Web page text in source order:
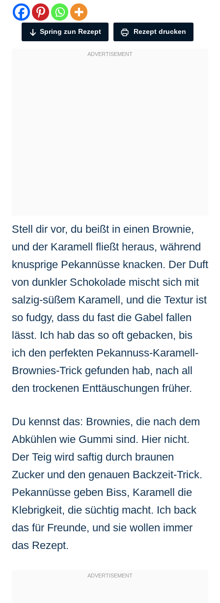
Spring zun Rezept Rezept drucken
Stell dir vor, du beißt in einen Brownie,
und der Karamell fließt heraus, während
knusprige Pekannüsse knacken. Der Duft
von dunkler Schokolade mischt sich mit
salzig-süßem Karamell, und die Textur ist
so fudgy, dass du fast die Gabel fallen
lässt. Ich hab das so oft gebacken, bis
ich den perfekten Pekannuss-Karamell-
Brownies-Trick gefunden hab, nach all
den trockenen Enttäuschungen früher.
Du kennst das: Brownies, die nach dem
Abkühlen wie Gummi sind. Hier nicht.
Der Teig wird saftig durch braunen
Zucker und den genauen Backzeit-Trick.
Pekannüsse geben Biss, Karamell die
Klebrigkeit, die süchtig macht. Ich back
das für Freunde, und sie wollen immer
das Rezept.